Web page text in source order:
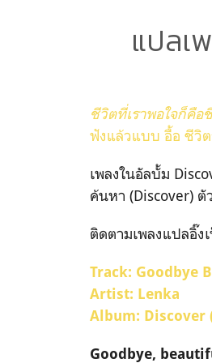
แปลเ
ชีวิตที่เราพอใจก็คื
ฟังแล้วแบบ อื้อ ชีวิ
เพลงในอัลบั้ม
ค้นหา (Discover)
ติดตามเพลงแปลอิ๊ง
Track: Goodbye
Artist: Lenka
Album: Discover
Goodbye,